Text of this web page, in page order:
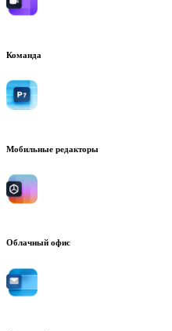
Команда
Мобильные редакторы
Облачный офис